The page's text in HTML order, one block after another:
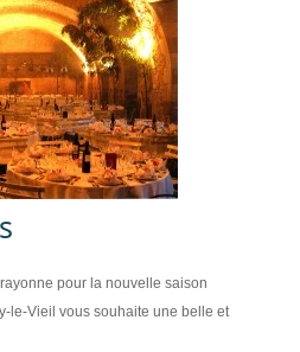
pour la nouvelle saison
le-Vieil vous souhaite une belle et